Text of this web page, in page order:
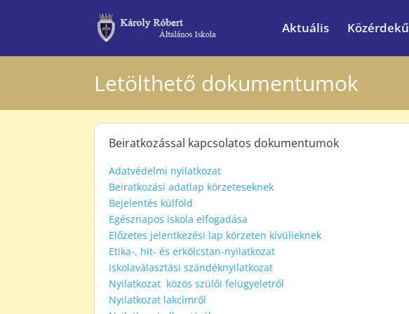
Aktuális Közérdekű
Letölthető dokumentumok
Beiratkozással kapcsolatos dokumentumok
Adatvédelmi nyilatkozat
Beiratkozási adatlap körzeteseknek
Bejelentés külföld
Egésznapos iskola elfogadása
Előzetes jelentkezési lap körzeten kívülieknek
Etika-, hit- és erkölcstan-nyilatkozat
Iskolaválasztási szándéknyilatkozat
Nyilatkozat közös szülői felügyeletről
Nyilatkozat lakcímről